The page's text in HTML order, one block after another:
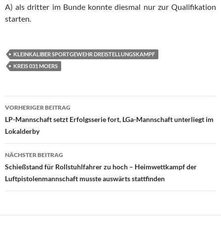
A) als dritter im Bunde konnte diesmal nur zur Qualifikation
starten.
KLEINKALIBER SPORTGEWEHR DREISTELLUNGSKAMPF
KREIS 031 MOERS
Beitragsnavigation
VORHERIGER BEITRAG
LP-Mannschaft setzt Erfolgsserie fort, LGa-Mannschaft unterliegt im
Lokalderby
NÄCHSTER BEITRAG
Schießstand für Rollstuhlfahrer zu hoch – Heimwettkampf der
Luftpistolenmannschaft musste auswärts stattfinden